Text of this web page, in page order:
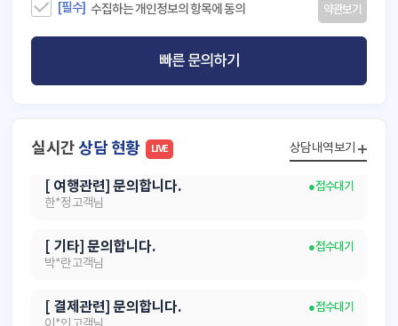
[필수] 수집하는 개인정보의 항목에 동의 약관보기
빠른 문의하기
실시간상담 현황 LIVE 상담내역보기
이*인 고객님
[ 결제관련] 문의합니다.
[ 여행관련] 문의합니다.
한*정 고객님
[ 기타] 문의합니다.
박*란 고객님
[ 결제관련] 문의합니다.
이*인 고객님